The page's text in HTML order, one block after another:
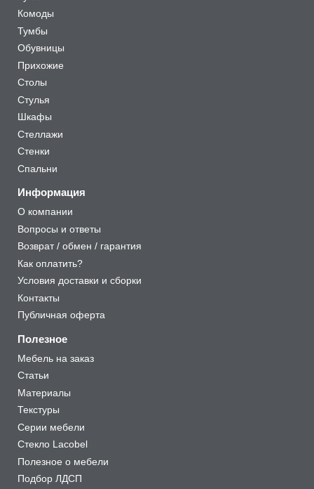
Комоды
Тумбы
Обувницы
Прихожие
Столы
Стулья
Шкафы
Стеллажи
Стенки
Спальни
Информация
О компании
Вопросы и ответы
Возврат / обмен / гарантия
Как оплатить?
Условия доставки и сборки
Контакты
Публичная оферта
Полезное
Мебель на заказ
Статьи
Материалы
Текстуры
Серии мебели
Стекло Lacobel
Полезное о мебели
Подбор ЛДСП